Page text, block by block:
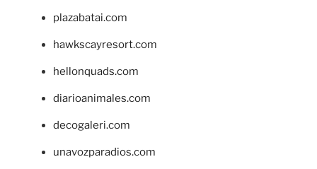
plazabatai.com
hawkscayresort.com
hellonquads.com
diarioanimales.com
decogaleri.com
unavozparadios.com